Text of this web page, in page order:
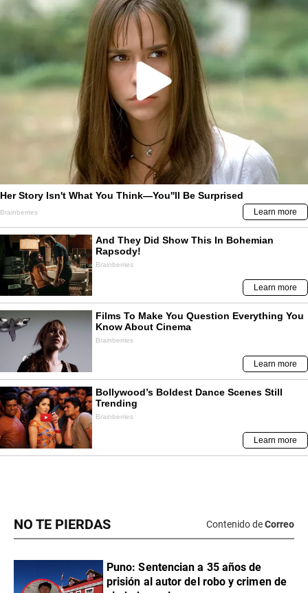
NO TE PIERDAS Contenido deCorreo
Puno: Sentencian a 35 años de
prisión al autor del robo y crimen de